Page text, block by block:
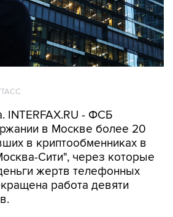
ТАСС
INTERFAX.RU - ФСБ
в Москве более 20
в криптообменниках в
Сити", через которые
жертв телефонных
работа девяти